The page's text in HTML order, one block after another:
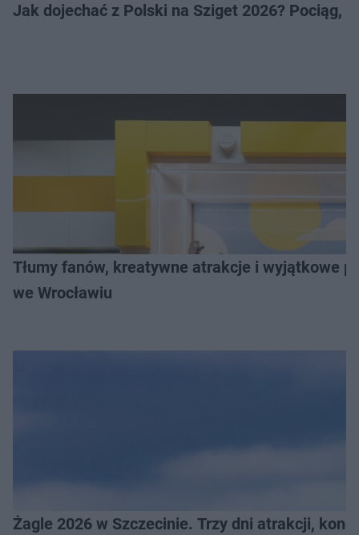
Jak dojechać z Polski na Sziget 2026? Pociąg,
Tłumy fanów, kreatywne atrakcje i wyjątkowe
we Wrocławiu
Żagle 2026 w Szczecinie. Trzy dni atrakcji,